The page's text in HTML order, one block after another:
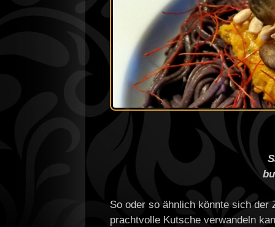
So oder so ähnlich könnte sich der
prachtvolle Kutsche verwandeln